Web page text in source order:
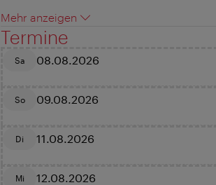
Mehr anzeigen
Termine
Sa 08.08.2026
So 09.08.2026
Di 11.08.2026
Mi 12.08.2026